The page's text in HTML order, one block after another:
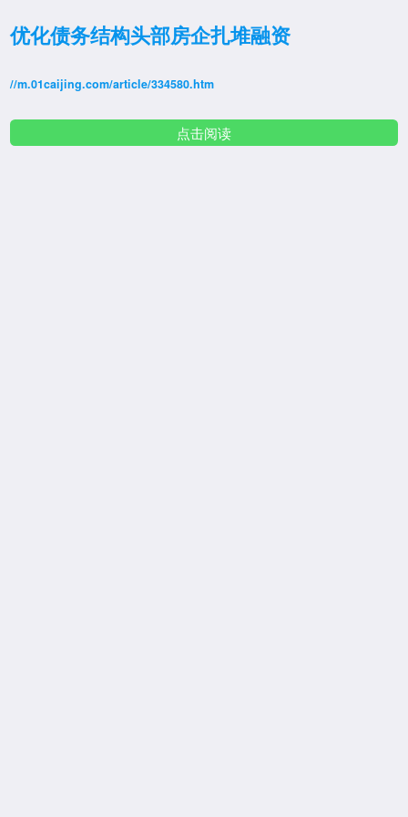
优化债务结构头部房企扎堆融资
//m.01caijing.com/article/334580.htm
点击阅读